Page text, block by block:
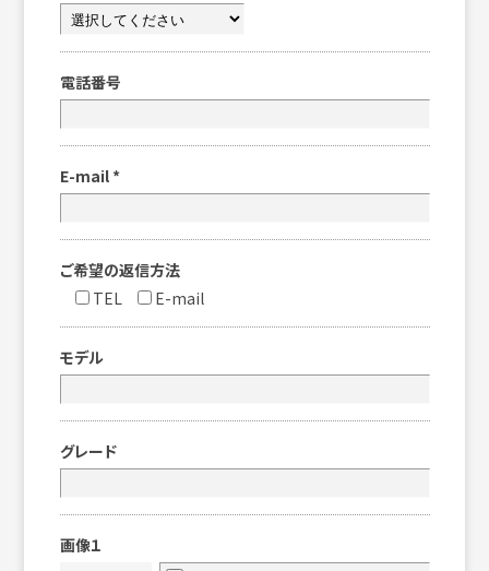
電話番号
E-mail *
ご希望の返信方法
TEL
E-mail
モデル
グレード
画像１